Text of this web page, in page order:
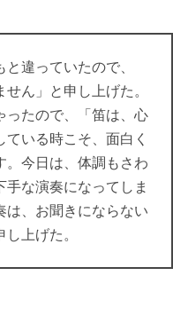
違っていたので、
せん」と申し上げた。
ったので、「笛は、心
いる時こそ、面白く
。今日は、体調もさわ
な演奏になってしま
は、お聞きにならない
上げた。